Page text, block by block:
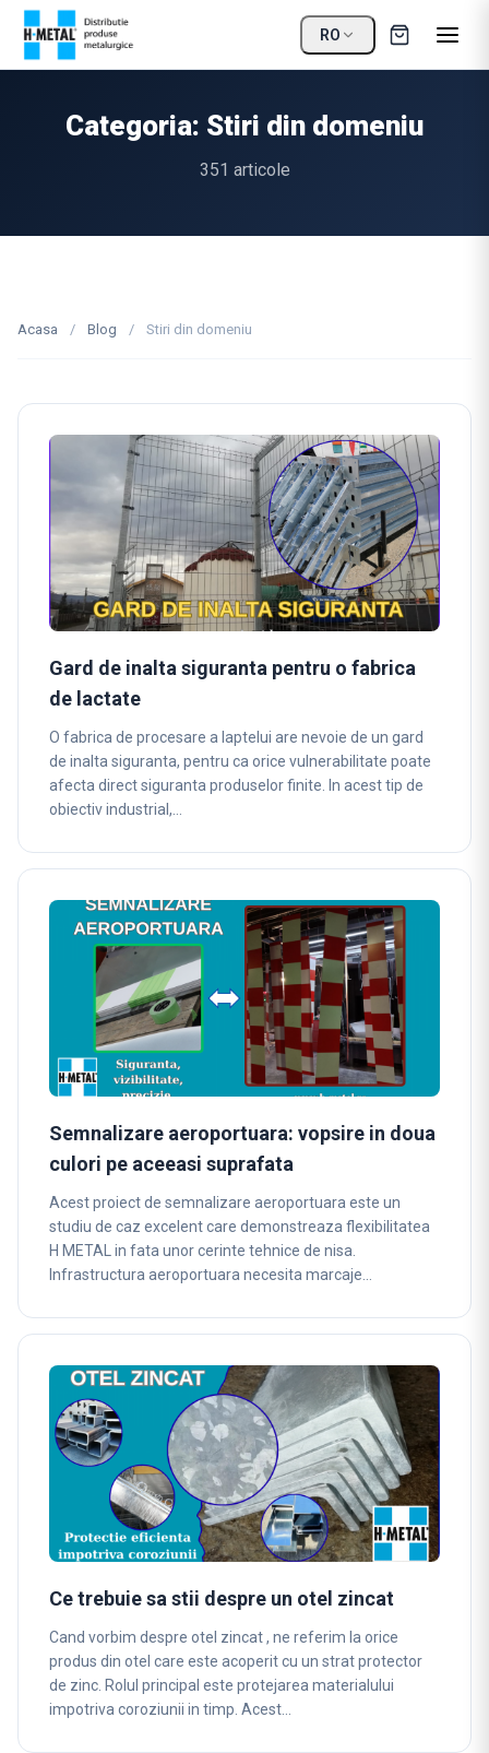
RO
Categoria: Stiri din domeniu
351 articole
Acasa / Blog / Stiri din domeniu
Gard de inalta siguranta pentru o fabrica
de lactate
O fabrica de procesare a laptelui are nevoie de un gard
de inalta siguranta, pentru ca orice vulnerabilitate poate
afecta direct siguranta produselor finite. In acest tip de
obiectiv industrial,…
Semnalizare aeroportuara: vopsire in doua
culori pe aceeasi suprafata
Acest proiect de semnalizare aeroportuara este un
studiu de caz excelent care demonstreaza flexibilitatea
H METAL in fata unor cerinte tehnice de nisa.
Infrastructura aeroportuara necesita marcaje…
Ce trebuie sa stii despre un otel zincat
Cand vorbim despre otel zincat , ne referim la orice
produs din otel care este acoperit cu un strat protector
de zinc. Rolul principal este protejarea materialului
impotriva coroziunii in timp. Acest…